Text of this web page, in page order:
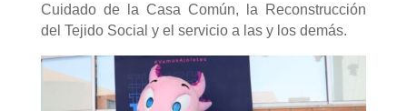
Cuidado de la Casa Común, la Reconstrucción
del Tejido Social y el servicio a las y los demás.